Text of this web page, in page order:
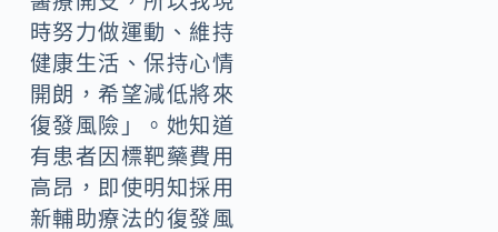
時努力做運動、維持
健康生活、保持心情
開朗，希望減低將來
復發風險」。她知道
有患者因標靶藥費用
高昂，即使明知採用
新輔助療法的復發風